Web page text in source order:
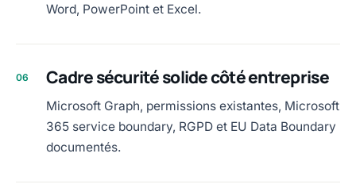
Word, PowerPoint et Excel.
06 Cadre sécurité solide côté entreprise
Microsoft Graph, permissions existantes, Microsoft
365 service boundary, RGPD et EU Data Boundary
documentés.